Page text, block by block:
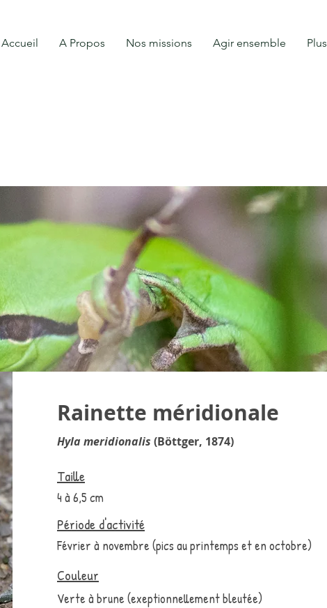
Accueil A Propos Nos missions Agir ensemble Plus
Rainette méridionale
Hyla meridionalis (Böttger, 1874)
Taille
4 à 6,5 cm
Période d'activité
Février à novembre (pics au printemps et en octobre)
Couleur
Verte à brune (exeptionnellement bleutée)